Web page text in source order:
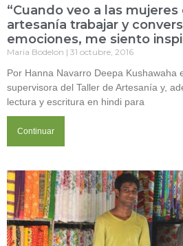
“Cuando veo a las
artesanía trabajar y
emociones, me siento
Maria Bodelon 31 octubre, 2016
Por Hanna Navarro Deepa Kushawaha
supervisora del Taller de Artesanía y,
lectura y escritura en hindi para
Continuar